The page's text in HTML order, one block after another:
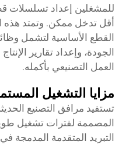
للمشغلين إعداد تسلسلات
أقل تدخل ممكن. وتمتد هذه
القطع الأساسية لتشمل
الجودة، وإعداد تقارير
العمل التصنيعي بأكمله.
مزايا التشغيل
تستفيد مرافق التصنيع
المصممة لفترات تشغيل
التبريد المتقدمة المدمجة